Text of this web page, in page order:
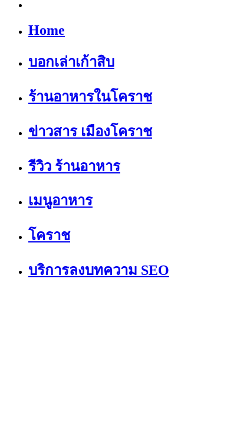
Home
บอกเล่าเก้าสิบ
ร้านอาหารในโคราช
ข่าวสาร เมืองโคราช
รีวิว ร้านอาหาร
เมนูอาหาร
โคราช
บริการลงบทความ SEO